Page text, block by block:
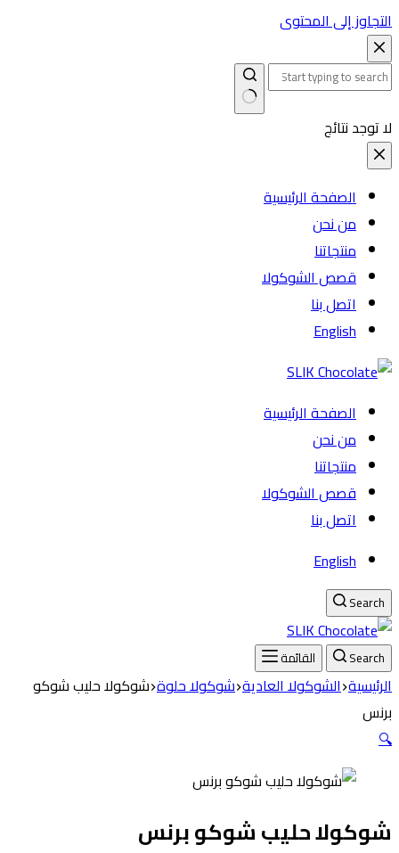
التجاوز إلى المحتوى
لا توجد نتائج
الصفحة الرئيسية
من نحن
منتجاتنا
قصص الشوكولا
اتصل بنا
English
الصفحة الرئيسية
من نحن
منتجاتنا
قصص الشوكولا
اتصل بنا
English
Search
Search القائمة
الرئيسية الشوكولا العادية شوكولا حلوة شوكولا حليب شوكو
برنس
🔍
شوكولا حليب شوكو برنس